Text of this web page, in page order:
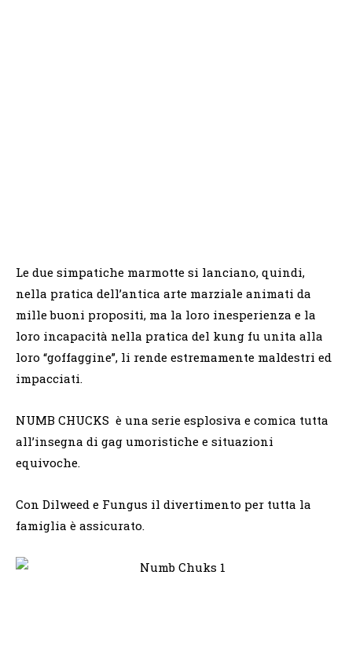
Le due simpatiche marmotte si lanciano, quindi,
nella pratica dell’antica arte marziale animati da
mille buoni propositi, ma la loro inesperienza e la
loro incapacità nella pratica del kung fu unita alla
loro “goffaggine”, li rende estremamente maldestri ed
impacciati.
NUMB CHUCKS è una serie esplosiva e comica tutta
all’insegna di gag umoristiche e situazioni
equivoche.
Con Dilweed e Fungus il divertimento per tutta la
famiglia è assicurato.